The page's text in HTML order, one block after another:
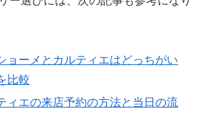
ョーメとカルティエはどっちがい
比較
ィエの来店予約の方法と当日の流